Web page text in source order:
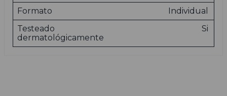
Formato
Individual
Testeado
dermatológicamente
Si